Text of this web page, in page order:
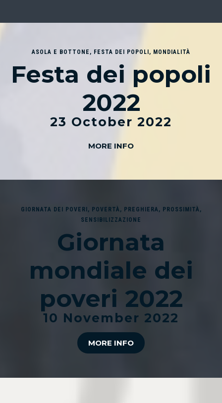
ASOLA E BOTTONE , FESTA DEI POPOLI , MONDIALITÀ
Festa dei popoli
2022
23 October 2022
MORE INFO
GIORNATA DEI POVERI, POVERTÀ , PREGHIERA , PROSSIMITÀ ,
SENSIBILIZZAZIONE
Giornata
mondiale dei
poveri 2022
10 November 2022
MORE INFO